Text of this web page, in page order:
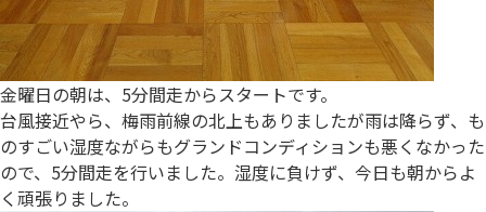
金曜日の朝は、5分間走からスタートです。
台風接近やら、梅雨前線の北上もありましたが雨は降らず、も
のすごい湿度ながらもグランドコンディションも悪くなかった
ので、5分間走を行いました。湿度に負けず、今日も朝からよ
く頑張りました。